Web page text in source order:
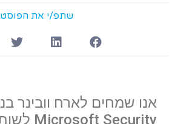
שתפ/י את הפוסט
Microsoft Security לשותפי CMS